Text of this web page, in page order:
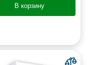
В корзину